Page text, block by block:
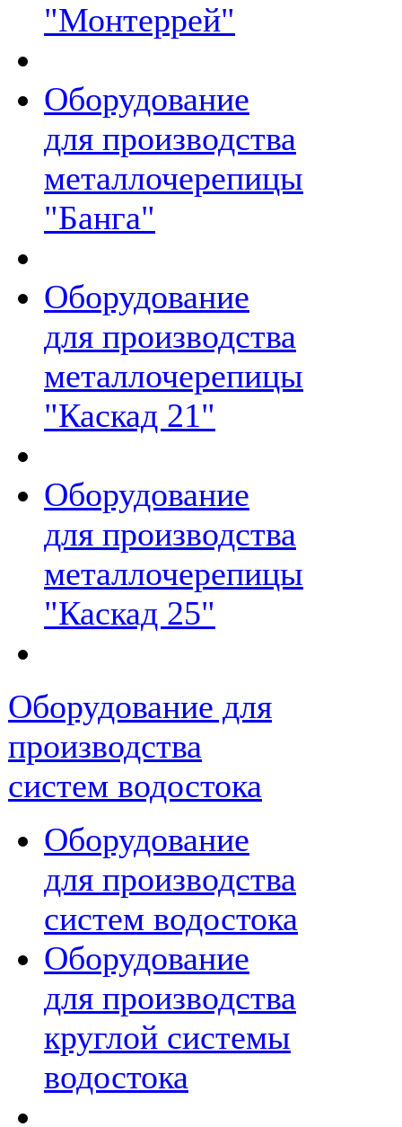
"Монтеррей"
Оборудование
для производства
металлочерепицы
"Банга"
Оборудование
для производства
металлочерепицы
"Каскад 21"
Оборудование
для производства
металлочерепицы
"Каскад 25"
Оборудование для
производства
систем водостока
Оборудование
для производства
систем водостока
Оборудование
для производства
круглой системы
водостока